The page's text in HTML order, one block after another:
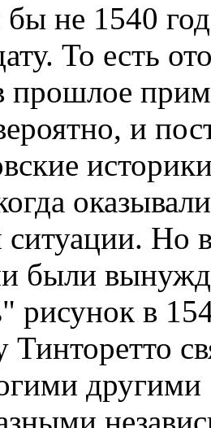
не 1540
То есть
прошлое
и
ситуации. Но
были
рисунок в
Тинторетто